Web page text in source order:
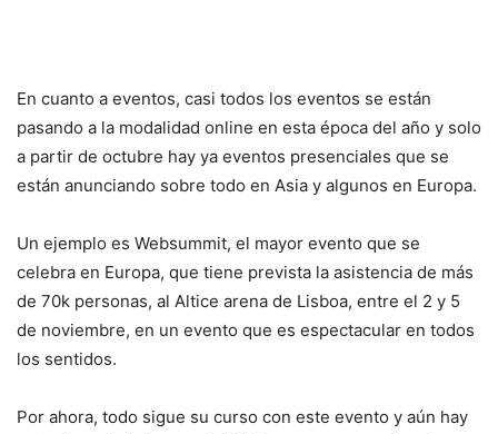
En cuanto a eventos, casi todos los eventos se están
pasando a la modalidad online en esta época del año y solo
a partir de octubre hay ya eventos presenciales que se
están anunciando sobre todo en Asia y algunos en Europa.
Un ejemplo es Websummit, el mayor evento que se
celebra en Europa, que tiene prevista la asistencia de más
de 70k personas, al Altice arena de Lisboa, entre el 2 y 5
de noviembre, en un evento que es espectacular en todos
los sentidos.
Por ahora, todo sigue su curso con este evento y aún hay